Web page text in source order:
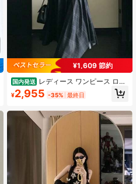
¥1,609 節約
国内発送 レディース ワンピース ロン
グワンピース ドレス サマードレス
ノースリーブ 袖なし ラウンドネック
エット マキシ丈 ロング丈 ウエスト
マーク ハイウエスト くびれ 着痩せ
細見え 体型カバー スタイルアップ
脚長効果 美シルエット 骨格ウェーブ
レトロ クラシカル エレガント きれ
いめ フェミニン 大人可愛い 上品 シ
ック 大人カジュアル デイリー オフ
ィスカジュアル デート お出かけ お
呼ばれ 女子会 春 夏 ダークグレー モ
¥2,955 -35% 最終日